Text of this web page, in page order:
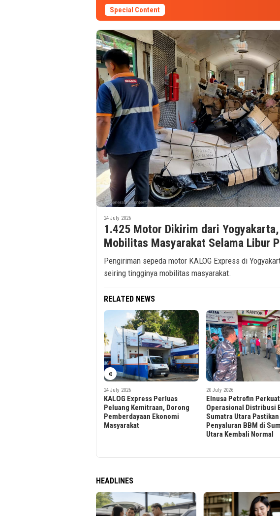
Special Content
24 July 2026
1.425 Motor Dikirim dari
Mobilitas Masyarakat Selama Libur
Pengiriman sepeda motor KALOG Express di
seiring tingginya mobilitas masyarakat.
RELATED NEWS
«
20 July 2026
Elnusa Petrofin Perkuat
Operasional Distribusi BBM di
Sumatra Utara Pastikan
Penyaluran BBM di Sumatra
20 July 2026
Perkuat Logistik Jawa
Kinerja Pelabuhan
Tumbuh Positif di
– 2026
HEADLINES